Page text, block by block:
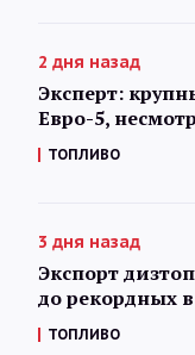
2 дня назад
Эксперт:
Евро-5,
ТОПЛИВО
3 дня назад
Экспорт
до рекордных
ТОПЛИВО